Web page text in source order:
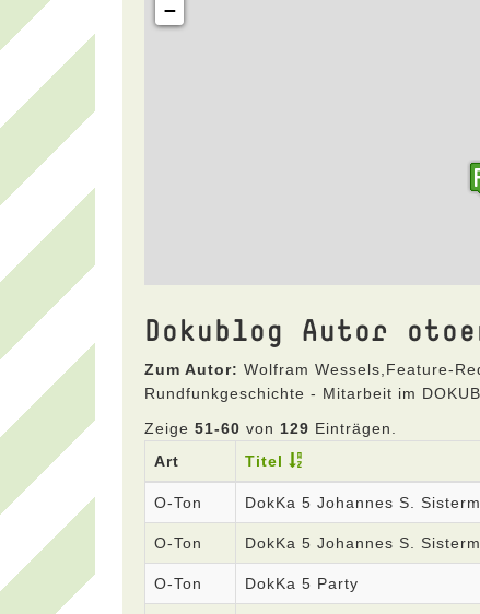
Dokublog Autor
Zum Autor: Wolfram Wessels,Feature-
Rundfunkgeschichte - Mitarbeit im
Zeige 51-60 von 129 Einträgen.
Art
Titel
O-Ton DokKa 5 Johannes S.
O-Ton DokKa 5 Johannes S.
O-Ton DokKa 5 Party